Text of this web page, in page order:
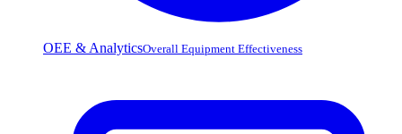
OEE & AnalyticsOverall Equipment Effectiveness